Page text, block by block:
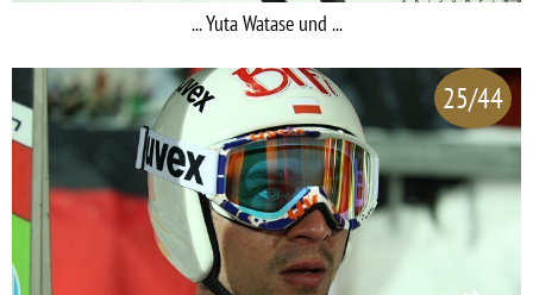
... Yuta Watase und ...
25/44